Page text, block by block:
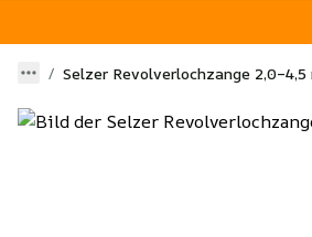
Selzer Revolverlochzange